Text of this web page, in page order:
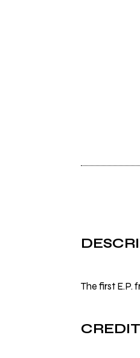
The first E.P.